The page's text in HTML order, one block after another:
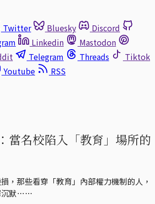
Twitter Bluesky
Discord
Linkedin
Mastodon
Telegram Threads
Tiktok
Youtube
RSS
當名校陷入「教育」場所的
，那些看穿「教育」內部權力機制的人，
沉默……